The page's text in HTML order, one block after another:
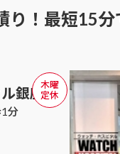
り！ 最短15分
銀座店
分
木曜
定休